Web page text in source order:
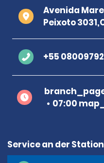
Avenida
Peixoto
+55
07:00
Service an der Station